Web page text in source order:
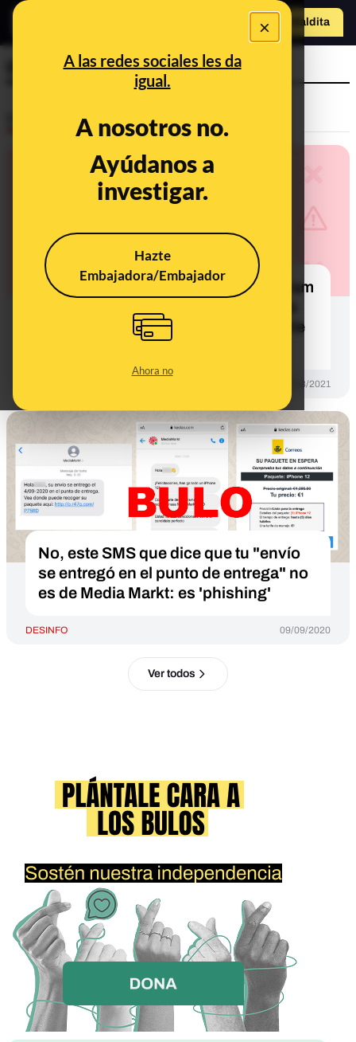
×
A las redes sociales les da
igual.
A nosotros no.
Ayúdanos a
investigar.
Hazte
Embajadora/Embajador
Ahora no
Hazte Maldita
iPhone 12
Cuidado con este sorteo de Instagram
12 Pro: es ‘phishing’ y busca robarte
25/08/2021
No, este SMS que dice que tu "envío
se entregó en el punto de entrega" no
es de Media Markt: es 'phishing'
DESINFO 09/09/2020
Ver todos